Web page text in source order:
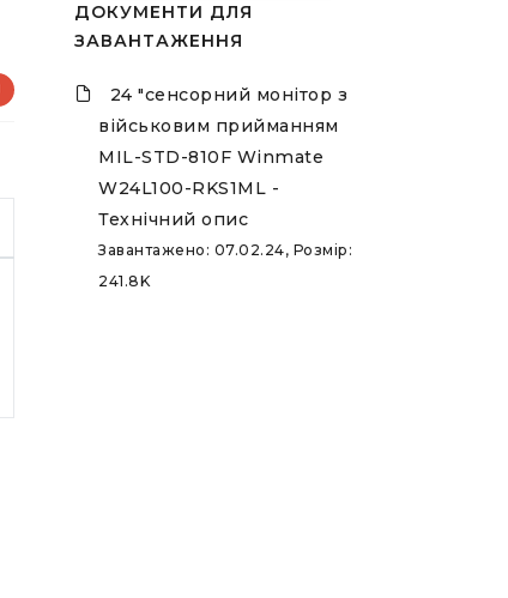
ДОКУМЕНТИ ДЛЯ
ЗАВАНТАЖЕННЯ
24 "сенсорний монітор з
військовим прийманням
MIL-STD-810F Winmate
W24L100-RKS1ML -
Технічний опис
Завантажено: 07.02.24, Розмір:
241.8K